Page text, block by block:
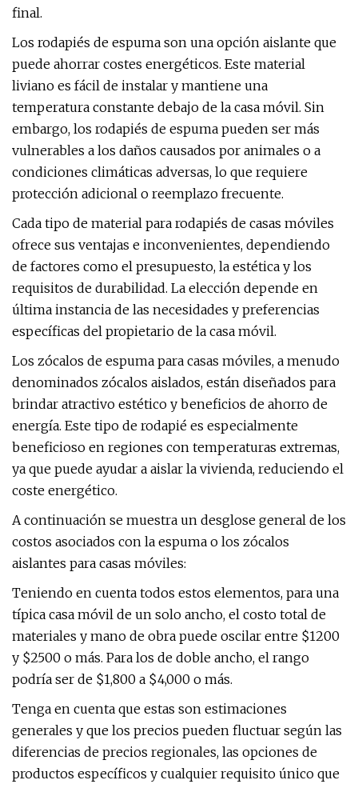
final.
Los rodapiés de espuma son una opción aislante que
puede ahorrar costes energéticos. Este material
liviano es fácil de instalar y mantiene una
temperatura constante debajo de la casa móvil. Sin
embargo, los rodapiés de espuma pueden ser más
vulnerables a los daños causados ​​por animales o a
condiciones climáticas adversas, lo que requiere
protección adicional o reemplazo frecuente.
Cada tipo de material para rodapiés de casas móviles
ofrece sus ventajas e inconvenientes, dependiendo
de factores como el presupuesto, la estética y los
requisitos de durabilidad. La elección depende en
última instancia de las necesidades y preferencias
específicas del propietario de la casa móvil.
Los zócalos de espuma para casas móviles, a menudo
denominados zócalos aislados, están diseñados para
brindar atractivo estético y beneficios de ahorro de
energía. Este tipo de rodapié es especialmente
beneficioso en regiones con temperaturas extremas,
ya que puede ayudar a aislar la vivienda, reduciendo el
coste energético.
A continuación se muestra un desglose general de los
costos asociados con la espuma o los zócalos
aislantes para casas móviles:
Teniendo en cuenta todos estos elementos, para una
típica casa móvil de un solo ancho, el costo total de
materiales y mano de obra puede oscilar entre $1200
y $2500 o más. Para los de doble ancho, el rango
podría ser de $1,800 a $4,000 o más.
Tenga en cuenta que estas son estimaciones
generales y que los precios pueden fluctuar según las
diferencias de precios regionales, las opciones de
productos específicos y cualquier requisito único que